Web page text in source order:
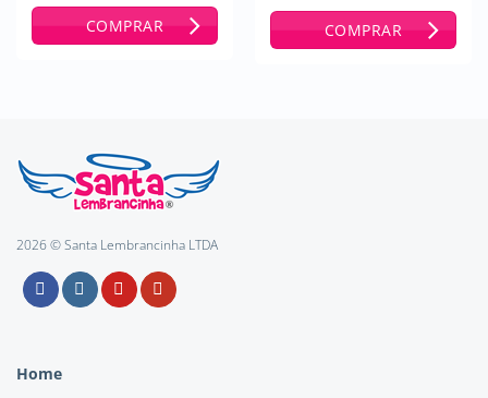
COMPRAR COMPRAR
2026 © Santa Lembrancinha LTDA
Home